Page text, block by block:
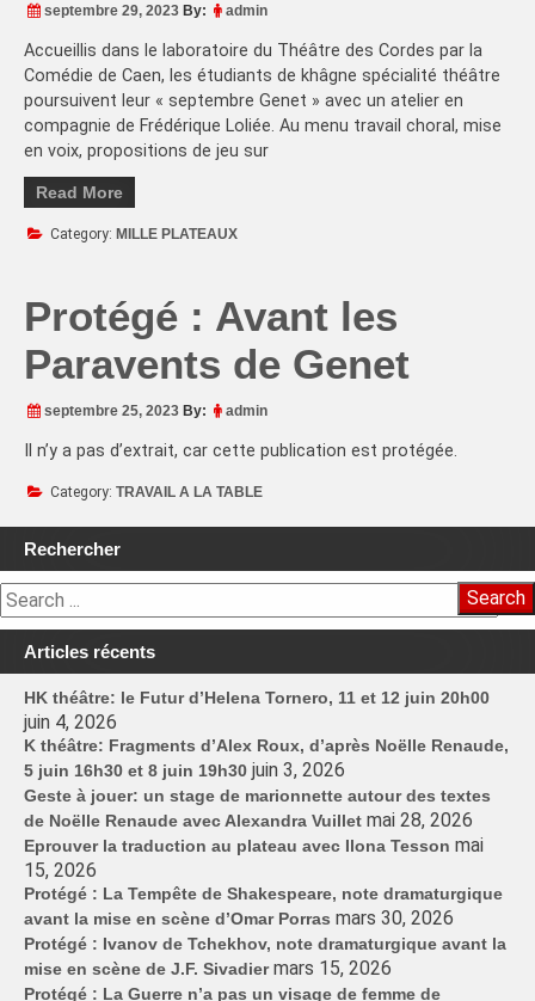
septembre 29, 2023 By: admin
Accueillis dans le laboratoire du Théâtre des Cordes par la
Comédie de Caen, les étudiants de khâgne spécialité théâtre
poursuivent leur « septembre Genet » avec un atelier en
compagnie de Frédérique Loliée. Au menu travail choral, mise
en voix, propositions de jeu sur
Read More
Category: MILLE PLATEAUX
Protégé : Avant les
Paravents de Genet
septembre 25, 2023 By: admin
Il n’y a pas d’extrait, car cette publication est protégée.
Category: TRAVAIL A LA TABLE
Rechercher
Search
Articles récents
HK théâtre: le Futur d’Helena Tornero, 11 et 12 juin 20h00
juin 4, 2026
K théâtre: Fragments d’Alex Roux, d’après Noëlle Renaude,
5 juin 16h30 et 8 juin 19h30 juin 3, 2026
Geste à jouer: un stage de marionnette autour des textes
de Noëlle Renaude avec Alexandra Vuillet mai 28, 2026
Eprouver la traduction au plateau avec Ilona Tesson mai
15, 2026
Protégé : La Tempête de Shakespeare, note dramaturgique
avant la mise en scène d’Omar Porras mars 30, 2026
Protégé : Ivanov de Tchekhov, note dramaturgique avant la
mise en scène de J.F. Sivadier mars 15, 2026
Protégé : La Guerre n’a pas un visage de femme de